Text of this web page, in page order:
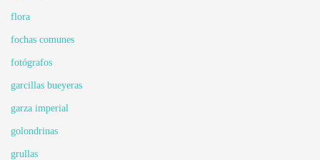
flora
fochas comunes
fotógrafos
garcillas bueyeras
garza imperial
golondrinas
grullas